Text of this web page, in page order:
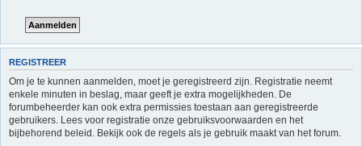
REGISTREER
Om je te kunnen aanmelden, moet je geregistreerd zijn. Registratie neemt
enkele minuten in beslag, maar geeft je extra mogelijkheden. De
forumbeheerder kan ook extra permissies toestaan aan geregistreerde
gebruikers. Lees voor registratie onze gebruiksvoorwaarden en het
bijbehorend beleid. Bekijk ook de regels als je gebruik maakt van het forum.